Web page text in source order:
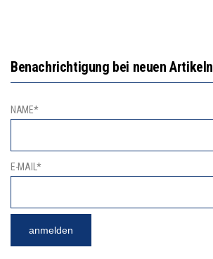
Benachrichtigung bei neuen Artikeln
NAME*
E-MAIL*